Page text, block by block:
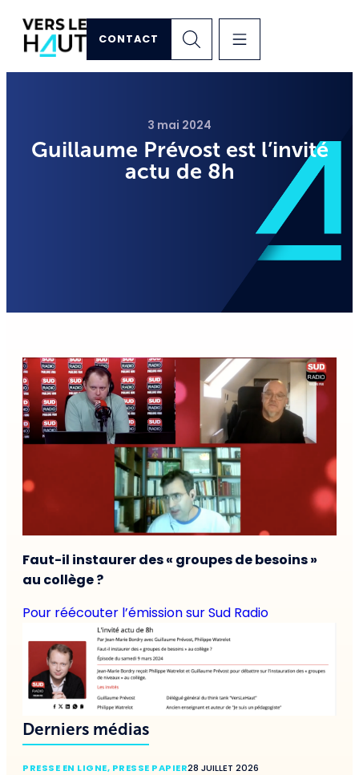
CONTACT
3 mai 2024
Guillaume Prévost est l’invité
actu de 8h
Faut-il instaurer des « groupes de besoins »
au collège ?
Pour réécouter l’émission sur Sud Radio
Derniers médias
PRESSE EN LIGNE, PRESSE PAPIER28 JUILLET 2026